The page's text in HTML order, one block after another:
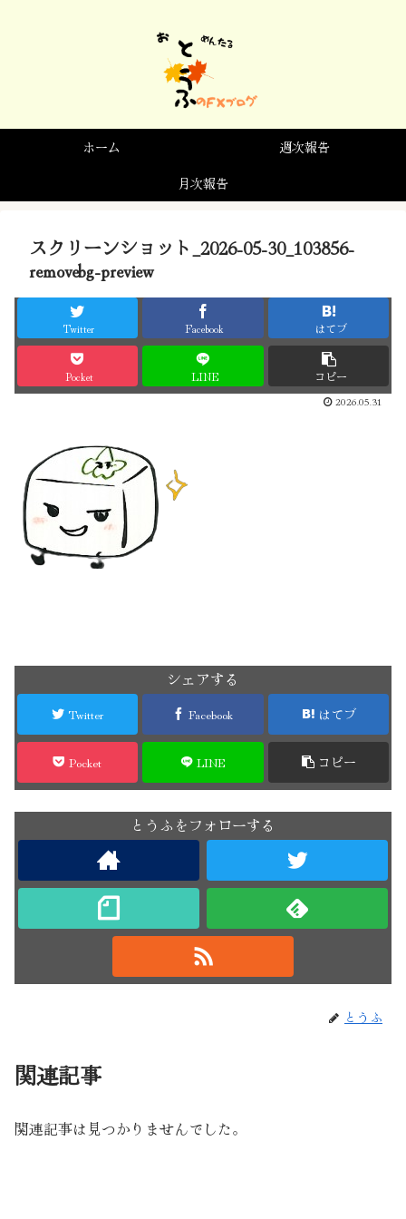
ホーム
週次報告
月次報告
スクリーンショット_2026-05-30_103856-
removebg-preview
Twitter Facebook はてブ
Pocket LINE コピー
2026.05.31
シェアする
Twitter Facebook はてブ
Pocket LINE コピー
とうふをフォローする
とうふ
関連記事
関連記事は見つかりませんでした。